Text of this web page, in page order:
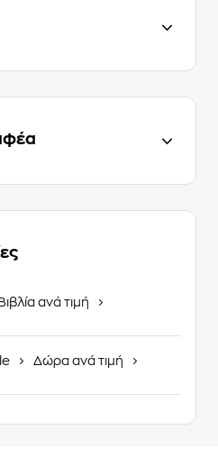
Βιβλία ανά τιμή
Δώρα ανά τιμή